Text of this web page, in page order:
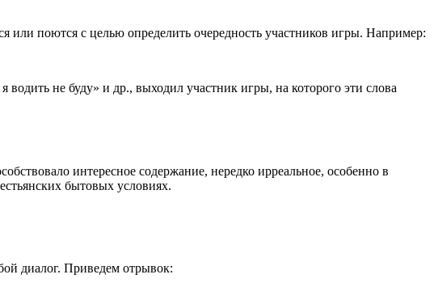
или поются с целью определить очередность участников игры. Например:
не буду» и др., выходил участник игры, на которого эти слова
интересное содержание, нередко ирреальное, особенно в
бытовых условиях.
диалог. Приведем отрывок: